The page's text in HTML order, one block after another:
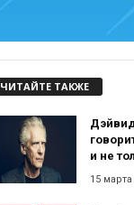
ЧИТАЙТЕ ТАКЖЕ
и не
15 марта